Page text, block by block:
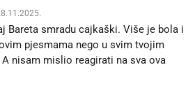
Bareta smradu cajkaški. Više je bola i
pjesmama nego u svim tvojim
nisam mislio reagirati na sva ova